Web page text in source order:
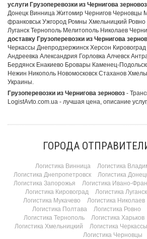
услуги Грузоперевозки из Чернигова зерновоз
Донецк Винница Житомир Чернигов Черновцы
франковськ Ужгород Ромны Хмельницкий Ровно
Луганск Тернополь Мелитополь Николаев
доставку Грузоперевозки из Чернигова
Черкассы Днепродзержинск Херсон
Андреевка Александрия Горловка Алчевск
Бердянск Енакиево Бровары Каменец-
Нежин Никополь Новомосковск Стаханов
Украины.
Грузоперевозки из Чернигова зерновоз -
LogistAvto.com.ua - лучшая цена, описание
ГОРОДА
Логистика Винница
Логистика
Логистика Днепропетровск
Логистика
Логистика Запорожья
Логистика Ивано-
Логистика Кировоград
Логистика Луганск
Логистика Мукачево
Логистика Николаев
Логистика Полтава
Логистика Ровно
Логистика Тернополь
Логистика Харьков
Логистика Хмельницкий
Логистика Черкассы
Логистика Черновцы